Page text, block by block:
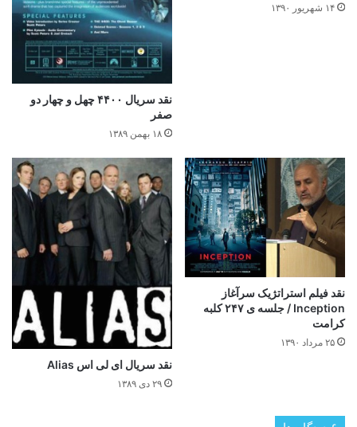
۱۴ شهریور ۱۳۹۰
نقد سریال ۴۴۰۰ چهل و چهار دو
صفر
۱۸ بهمن ۱۳۸۹
نقد فیلم استراتژیک سرآغاز
Inception / جلسه ی ۲۴۷ کلبه
کرامت
۲۵ مرداد ۱۳۹۰
نقد سریال ای لی اس Alias
۲۹ دی ۱۳۸۹